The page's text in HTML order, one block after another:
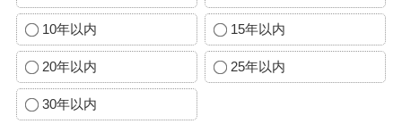
10年以内 15年以内
20年以内 25年以内
30年以内